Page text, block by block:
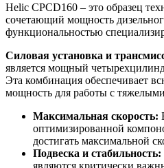
Helic CPCD160 – это образец
сочетающий мощность
функциональностью
Силовая установка и
является мощный
Эта комбинация обеспечивает
мощность для работы с
Максимальная скорость:
оптимизированной
достигать максимальной
Подвеска и стабильность:
являются критически